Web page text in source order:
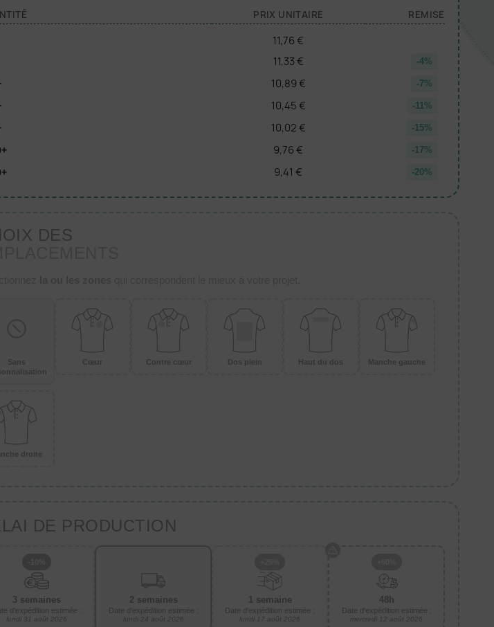
PRIX UNITAIRE REMISE
11,76 €
11,33 € -4%
10,89 € -7%
10,45 € -11%
10,02 € -15%
9,76 € -17%
9,41 € -20%
DES
Sans
Cœur Contre cœur Dos plein Haut du dos Manche gauche
droite
DE PRODUCTION
3 semaines
d'expédition estimée :
lundi 31 août 2026
2 semaines
Date d'expédition estimée :
lundi 24 août 2026
1 semaine
Date d'expédition estimée :
lundi 17 août 2026
48h
Date d'expédition estimée :
mercredi 12 août 2026